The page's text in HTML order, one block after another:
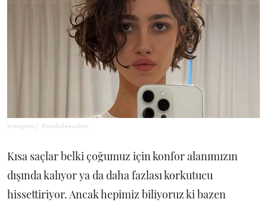
Instagram/ @nadialeecohen
Kısa saçlar belki çoğumuz için konfor alanımızın
dışında kalıyor ya da daha fazlası korkutucu
hissettiriyor. Ancak hepimiz biliyoruz ki bazen